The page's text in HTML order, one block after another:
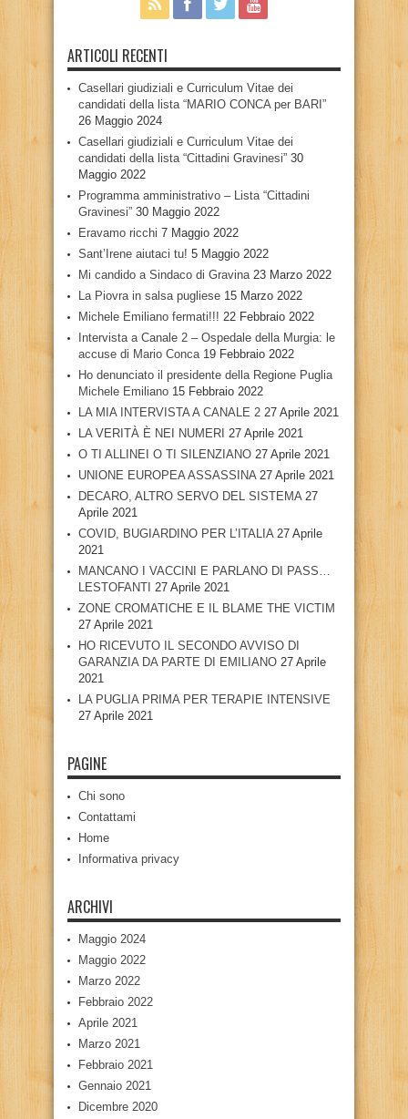
ARTICOLI RECENTI
Casellari giudiziali e Curriculum Vitae dei
candidati della lista “MARIO CONCA per BARI”
26 Maggio 2024
Casellari giudiziali e Curriculum Vitae dei
candidati della lista “Cittadini Gravinesi” 30
Maggio 2022
Programma amministrativo – Lista “Cittadini
Gravinesi” 30 Maggio 2022
Eravamo ricchi 7 Maggio 2022
Sant’Irene aiutaci tu! 5 Maggio 2022
Mi candido a Sindaco di Gravina 23 Marzo 2022
La Piovra in salsa pugliese 15 Marzo 2022
Michele Emiliano fermati!!! 22 Febbraio 2022
Intervista a Canale 2 – Ospedale della Murgia: le
accuse di Mario Conca 19 Febbraio 2022
Ho denunciato il presidente della Regione Puglia
Michele Emiliano 15 Febbraio 2022
LA MIA INTERVISTA A CANALE 2 27 Aprile 2021
LA VERITÀ È NEI NUMERI 27 Aprile 2021
O TI ALLINEI O TI SILENZIANO 27 Aprile 2021
UNIONE EUROPEA ASSASSINA 27 Aprile 2021
DECARO, ALTRO SERVO DEL SISTEMA 27
Aprile 2021
COVID, BUGIARDINO PER L’ITALIA 27 Aprile
2021
MANCANO I VACCINI E PARLANO DI PASS…
LESTOFANTI 27 Aprile 2021
ZONE CROMATICHE E IL BLAME THE VICTIM
27 Aprile 2021
HO RICEVUTO IL SECONDO AVVISO DI
GARANZIA DA PARTE DI EMILIANO 27 Aprile
2021
LA PUGLIA PRIMA PER TERAPIE INTENSIVE
27 Aprile 2021
PAGINE
Chi sono
Contattami
Home
Informativa privacy
ARCHIVI
Maggio 2024
Maggio 2022
Marzo 2022
Febbraio 2022
Aprile 2021
Marzo 2021
Febbraio 2021
Gennaio 2021
Dicembre 2020